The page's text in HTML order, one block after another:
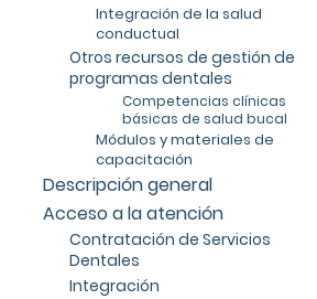
Integración de la salud
conductual
Otros recursos de gestión de
programas dentales
Competencias clínicas
básicas de salud bucal
Módulos y materiales de
capacitación
Descripción general
Acceso a la atención
Contratación de Servicios
Dentales
Integración